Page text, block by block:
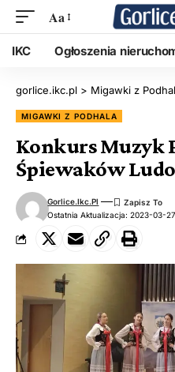
Aa
IKC Ogłoszenia
gorlice.ikc.pl > Migawki z
MIGAWKI Z PODHALA
Konkurs Muzyk
Śpiewaków
Ostatnia Aktualizacja: 2023-03-27
Gorlice.ikc.pl